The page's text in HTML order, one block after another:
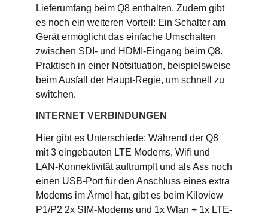
Lieferumfang beim Q8 enthalten. Zudem gibt
es noch ein weiteren Vorteil: Ein Schalter am
Gerät ermöglicht das einfache Umschalten
zwischen SDI- und HDMI-Eingang beim Q8.
Praktisch in einer Notsituation, beispielsweise
beim Ausfall der Haupt-Regie, um schnell zu
switchen.
INTERNET VERBINDUNGEN
Hier gibt es Unterschiede: Während der Q8
mit 3 eingebauten LTE Modems, Wifi und
LAN-Konnektivität auftrumpft und als Ass noch
einen USB-Port für den Anschluss eines extra
Modems im Ärmel hat, gibt es beim Kiloview
P1/P2 2x SIM-Modems und 1x Wlan + 1x LTE-